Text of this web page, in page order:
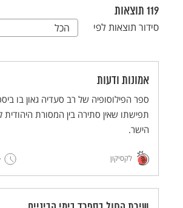
כל האתר
119 תוצאות
סידור תוצאות לפי
הכל
אמונות ודעות
ספר הפילוסופיה של רב סעדיה גאון בו
תפישתו שאין סתירה בין המסורת היהודית
הישר.
לקסיקון